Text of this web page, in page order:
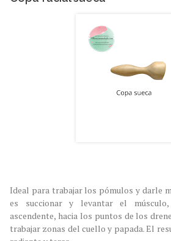
Ideal para trabajar los pómulos y darle
es succionar y levantar el
ascendente, hacia los puntos de los
trabajar zonas del cuello y papada. El